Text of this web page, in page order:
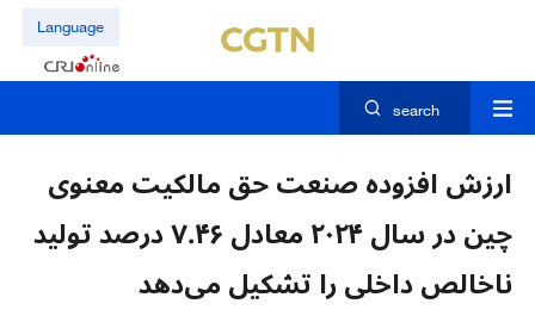
Language
search
ارزش افزوده صنعت حق مالکیت معنوی
چین در سال ۲۰۲۴ معادل ۷.۴۶ درصد تولید
ناخالص داخلی را تشکیل می‌دهد